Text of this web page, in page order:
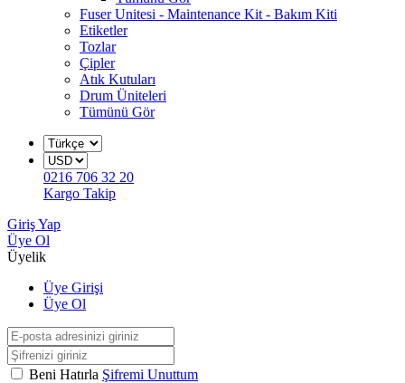
Fuser Unitesi - Maintenance Kit - Bakım Kiti
Etiketler
Tozlar
Çipler
Atık Kutuları
Drum Üniteleri
Tümünü Gör
0216 706 32 20
Kargo Takip
Giriş Yap
Üye Ol
Üyelik
Üye Girişi
Üye Ol
Beni Hatırla Şifremi Unuttum